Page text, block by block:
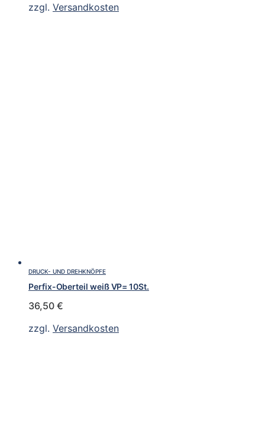
zzgl. Versandkosten
DRUCK- UND DREHKNÖPFE
Perfix-Oberteil weiß VP= 10St.
36,50 €
zzgl. Versandkosten